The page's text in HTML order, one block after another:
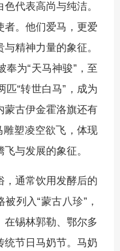
代表高尚与纯洁。
者。他们爱马，更爱
精神力量的象征。
为“天马神骏”，至
“转世白马”，成为
蒙古伊金霍洛旗还有
雕塑凌空欲飞，体现
与发展的象征。
，通常饮用发酵后的
列入“蒙古八珍”，
在锡林郭勒、鄂尔多
统节日马奶节。马奶